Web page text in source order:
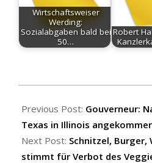
Wirtschaftsweiser
Werding:
Sozialabgaben bald bei
50…
Robert
10-
09
Previous Post: Gouverneur:
Texas in Illinois
Next Post: Schnitzel, Burger,
stimmt für Verbot des